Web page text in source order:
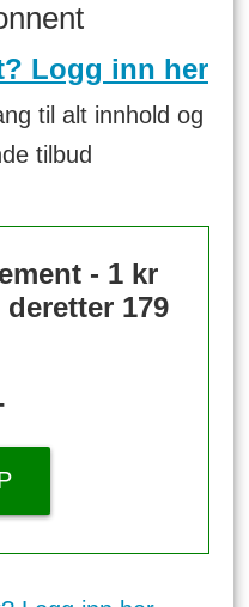
Logg inn her
til alt innhold og
tilbud
- 1 kr
179